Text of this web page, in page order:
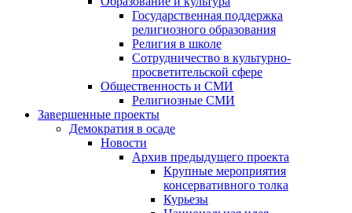
Государственная поддержка
религиозного образования
Религия в школе
Сотрудничество в культурно-
просветительской сфере
Общественность и СМИ
Религиозные СМИ
Завершенные проекты
Демократия в осаде
Новости
Архив предыдущего проекта
Крупные мероприятия
консервативного толка
Курьезы